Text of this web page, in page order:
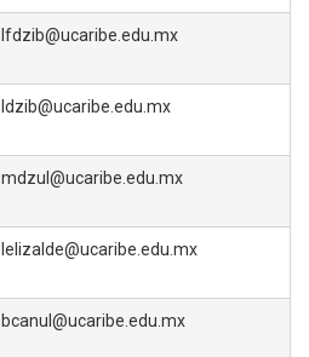
lfdzib@ucaribe.edu.mx
ldzib@ucaribe.edu.mx
mdzul@ucaribe.edu.mx
lelizalde@ucaribe.edu.mx
bcanul@ucaribe.edu.mx